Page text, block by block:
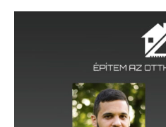
építőanyagok